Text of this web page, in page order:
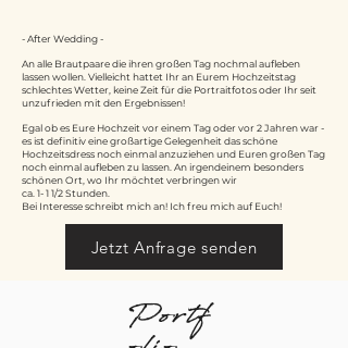
- After Wedding -
An alle Brautpaare die ihren großen Tag nochmal aufleben
lassen wollen. Vielleicht hattet Ihr an Eurem Hochzeitstag
schlechtes Wetter, keine Zeit für die Portraitfotos oder Ihr seit
unzufrieden mit den Ergebnissen!
Egal ob es Eure Hochzeit vor einem Tag oder vor 2 Jahren war -
es ist definitiv eine großartige Gelegenheit das schöne
Hochzeitsdress noch einmal anzuziehen und Euren großen Tag
noch einmal aufleben zu lassen. An irgendeinem besonders
schönen Ort, wo Ihr möchtet verbringen wir
ca. 1- 1 1/2 Stunden.
Bei Interesse schreibt mich an! Ich freu mich auf Euch!
Jetzt Anfrage senden
Portf